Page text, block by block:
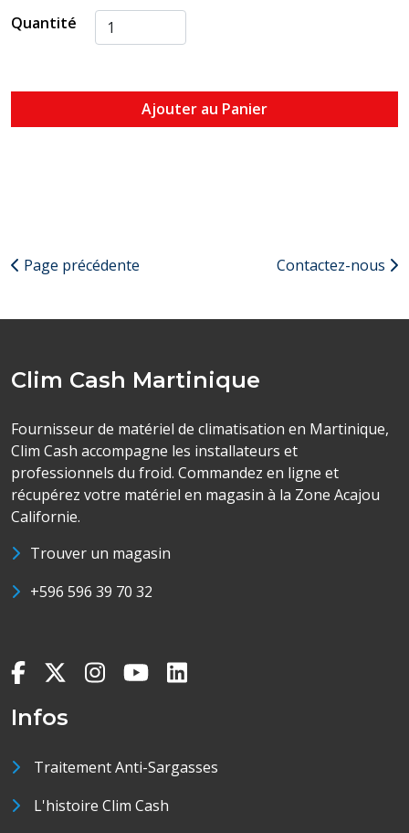
Quantité
Ajouter au Panier
Page précédente Contactez-nous
Clim Cash Martinique
Fournisseur de matériel de climatisation en Martinique,
Clim Cash accompagne les installateurs et
professionnels du froid. Commandez en ligne et
récupérez votre matériel en magasin à la Zone Acajou
Californie.
Trouver un magasin
+596 596 39 70 32
Infos
Traitement Anti-Sargasses
L'histoire Clim Cash